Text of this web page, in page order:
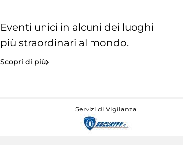
Eventi unici in alcuni dei luoghi
più straordinari al mondo.
Scopri di più
Servizi di Vigilanza